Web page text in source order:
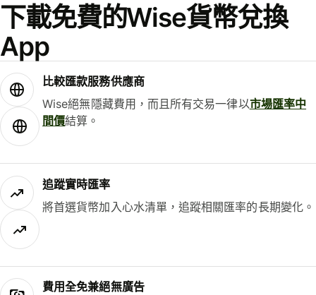
下載免費的Wise貨幣兌換
App
比較匯款服務供應商
Wise絕無隱藏費用，而且所有交易一律以市場匯率中
間價結算。
追蹤實時匯率
將首選貨幣加入心水清單，追蹤相關匯率的長期變化。
費用全免兼絕無廣告